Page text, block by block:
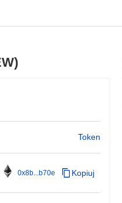
Token
0x8b...b70e Kopiuj